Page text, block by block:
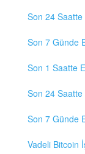
Son 24
Son 7 Günde
Son 1 Saatte
Son 24
Son 7 Günde
Vadeli Bitcoin